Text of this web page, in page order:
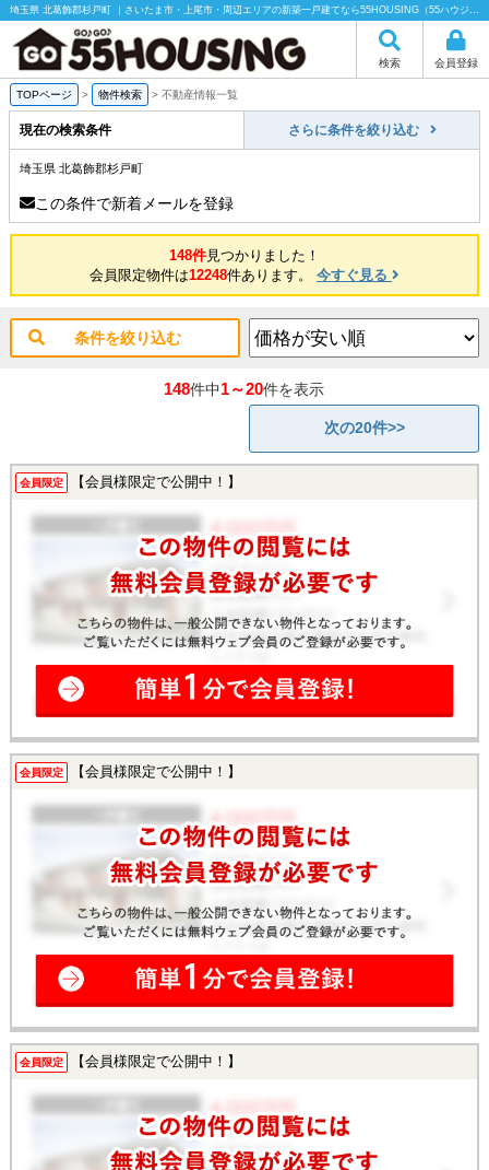
埼玉県 北葛飾郡杉戸町 ｜さいたま市・上尾市・周辺エリアの新築一戸建てなら55HOUSING（55ハウジング）にお任せください！
検索 会員登録
TOPページ > 物件検索 > 不動産情報一覧
現在の検索条件 さらに条件を絞り込む
埼玉県 北葛飾郡杉戸町
この条件で新着メールを登録
148件見つかりました！
会員限定物件は12248件あります。 今すぐ見る
条件を絞り込む
148件中1～20件を表示
次の20件>>
会員限定 【会員様限定で公開中！】
会員限定 【会員様限定で公開中！】
会員限定 【会員様限定で公開中！】